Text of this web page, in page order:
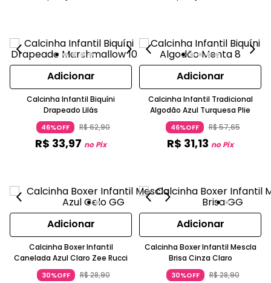
Adicionar
Calcinha Infantil Biquíni
Drapeado Lilás
46%OFF R$62,90
R$ 33,97 no Pix
Adicionar
Calcinha Infantil Tradicional
Algodão Azul Turquesa Plie
46%OFF R$57,65
R$ 31,13 no Pix
Adicionar
Calcinha Boxer Infantil
Canelada Azul Claro Zee Rucci
30%OFF R$28,90
Adicionar
Calcinha Boxer Infantil Mescla
Brisa Cinza Claro
30%OFF R$28,90